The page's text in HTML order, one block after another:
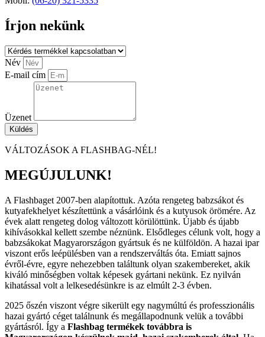
Írjon nekünk
Név
E-mail cím
Üzenet
Küldés
VÁLTOZÁSOK A FLASHBAG-NÉL!
MEGÚJULUNK!
A Flashbaget 2007-ben alapítottuk. Azóta rengeteg babzsákot és
kutyafekhelyet készítettünk a vásárlóink és a kutyusok örömére. Az
évek alatt rengeteg dolog változott körülöttünk. Újabb és újabb
kihívásokkal kellett szembe néznünk. Elsődleges célunk volt, hogy a
babzsákokat Magyarországon gyártsuk és ne külföldön. A hazai ipar
viszont erős leépülésben van a rendszerváltás óta. Emiatt sajnos
évről-évre, egyre nehezebben találtunk olyan szakembereket, akik
kiváló minőségben voltak képesek gyártani nekünk. Ez nyilván
kihatással volt a lelkesedésünkre is az elmúlt 2-3 évben.
2025 őszén viszont végre sikerült egy nagymúltú és professzionális
hazai gyártó céget találnunk és megállapodnunk velük a további
gyártásról. Így a Flashbag termékek továbbra is